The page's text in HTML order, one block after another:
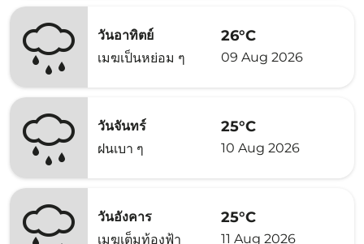
วันอาทิตย์
เมฆเป็นหย่อม ๆ
26°C
09 Aug 2026
วันจันทร์
ฝนเบา ๆ
25°C
10 Aug 2026
วันอังคาร
เมฆเต็มท้องฟ้า
25°C
11 Aug 2026